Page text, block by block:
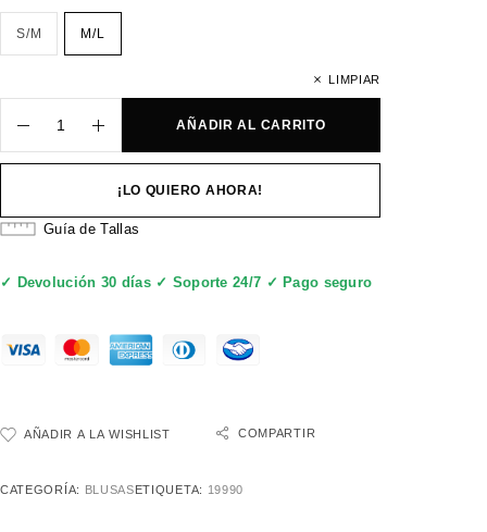
S/M M/L
LIMPIAR
AÑADIR AL CARRITO
¡LO QUIERO AHORA!
Guía de Tallas
✓ Devolución 30 días ✓ Soporte 24/7 ✓ Pago seguro
AÑADIR A LA WISHLIST COMPARTIR
CATEGORÍA: BLUSASETIQUETA: 19990